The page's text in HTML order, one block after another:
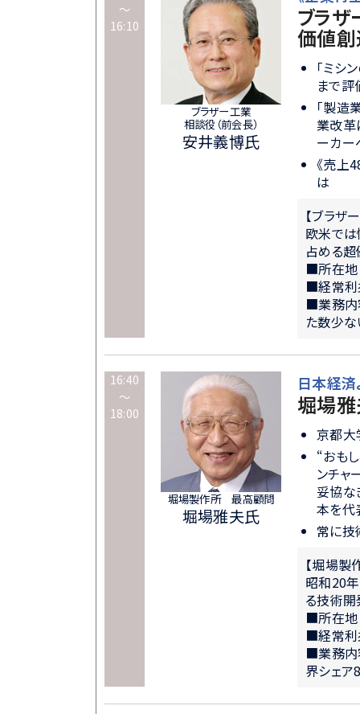
～
16:10
ブラザー工業
相談役（前会長）
安井義博氏
ブラザ
価値創
「ミシ
まで
「製造
業改革
ーカ
《売上
は
【ブラ
欧米で
占める
■所在
■経常
■業務内
た数少
16:40
～
18:00
堀場製作所 最高顧問
堀場雅夫氏
日本経済
堀場雅
京都大
“おも
ンチャ
妥協な
本を代
常に技
【堀場
昭和20
る技術
■所在
■経常
■業務内
界シェア